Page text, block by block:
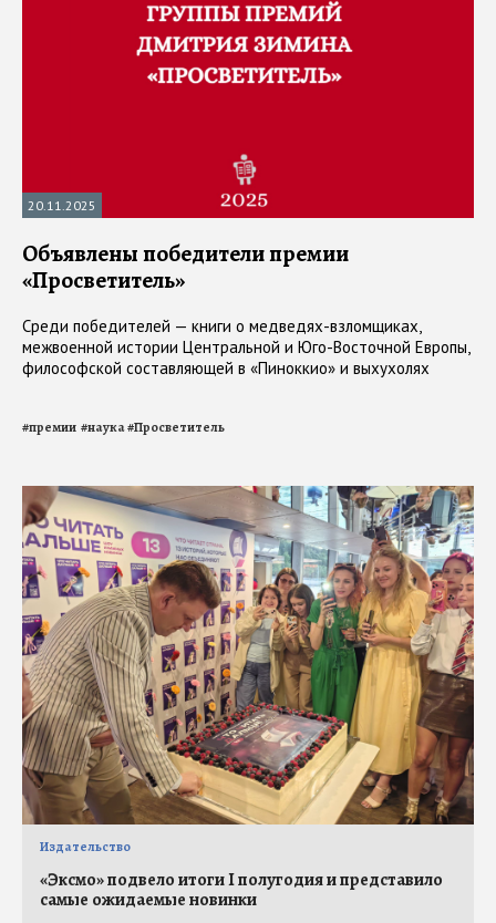
20.11.2025
Объявлены победители премии
«Просветитель»
Среди победителей — книги о медведях-взломщиках,
межвоенной истории Центральной и Юго-Восточной Европы,
философской составляющей в «Пиноккио» и выхухолях
#премии #наука#Просветитель
Издательство
«Эксмо» подвело итоги I полугодия и представило
самые ожидаемые новинки